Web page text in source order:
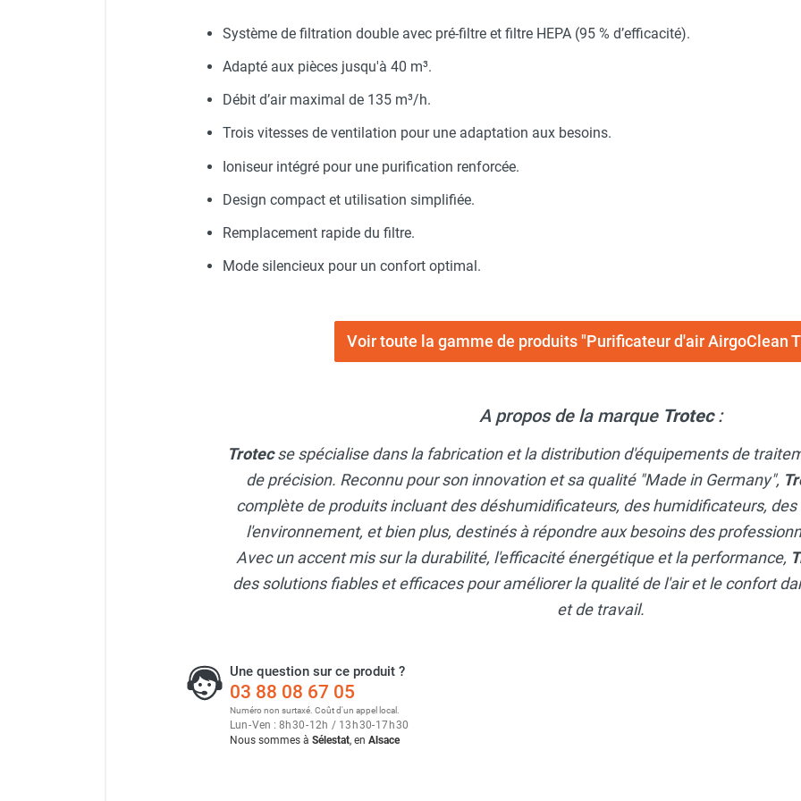
Chauffage électrique infrarouge
Chauffage mobile au fioul et GNR
Chauffage fioul soufflant avec
Chauffage fioul soufflant avec
cheminée à raccorder sur citerne
cheminée à combustion directe
infrarouge/rayonnant
Chauffage mobile au gaz propane /
Gaine pour chauffage mobile
Chauffage pour serre et bâtiment
Chauffage FARM au gaz
Chauffage FARM au fioul
Chauffage mobile au gaz rayonnant
Rideau d'air et rideau rayonnant
Rideau d'air eau chaude
Rideau d'air chaud pour pompe à
Rideau d'air pour portes tournantes
Système de filtration double avec pré-filtre et filtre HEPA (95 % d’efficacité).
Adapté aux pièces jusqu'à 40 m³.
Débit d’air maximal de 135 m³/h.
Trois vitesses de ventilation pour une adaptation aux besoins.
Ioniseur intégré pour une purification renforcée.
Design compact et utilisation simplifiée.
Remplacement rapide du filtre.
Mode silencieux pour un confort optimal.
Voir toute la gamme de produits "Purificateur d'air AirgoClean
A propos de la marque Trotec:
Trotecse spécialise dans la fabrication et la distribution d'équipements de
de précision. Reconnu pour son innovation et sa qualité "Made in Germany",
complète de produits incluant des déshumidificateurs, des humidificateurs,
l'environnement, et bien plus, destinés à répondre aux besoins des
Avec un accent mis sur la durabilité, l'efficacité énergétique et la performance,
des solutions fiables et efficaces pour améliorer la qualité de l'air et le confort
et de travail.
Une question sur ce produit ?
03 88 08 67 05
Numéro non surtaxé. Coût d'un appel local.
Lun-Ven : 8 h30-12h / 13 h30-17 h30
Nous sommes à Sélestat, en Alsace